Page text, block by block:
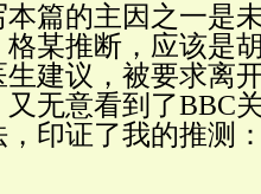
篇的主因之一是
某推断，应该是
建议，被要求离
无意看到了BBC
印证了我的推测